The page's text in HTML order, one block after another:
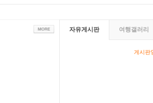
자유게시판 여행갤러리
게시판